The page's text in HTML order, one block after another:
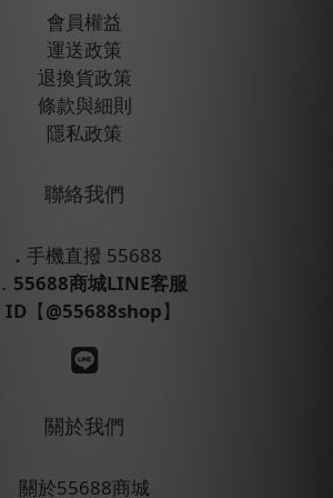
會員權益
運送政策
退換貨政策
條款與細則
隱私政策
聯絡我們
． 手機直撥 55688
55688商城LINE客服
ID 【@55688shop】
關於我們
關於55688商城